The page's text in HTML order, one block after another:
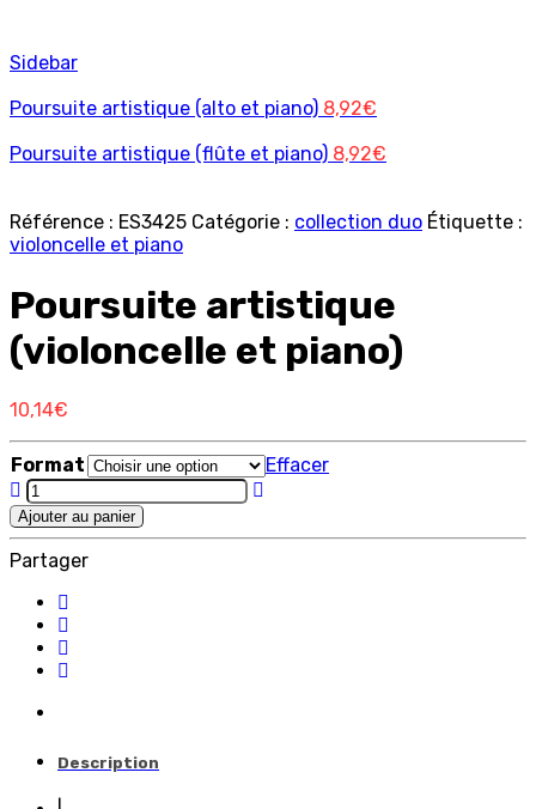
Sidebar
Poursuite artistique (alto et piano) 8,92€
Poursuite artistique (flûte et piano) 8,92€
Référence : ES3425 Catégorie : collection duo Étiquette :
violoncelle et piano
Poursuite artistique
(violoncelle et piano)
10,14€
Format
Effacer
Poursuite
artistique
(violoncelle
et
quantity
Ajouter au panier
Partager
Description